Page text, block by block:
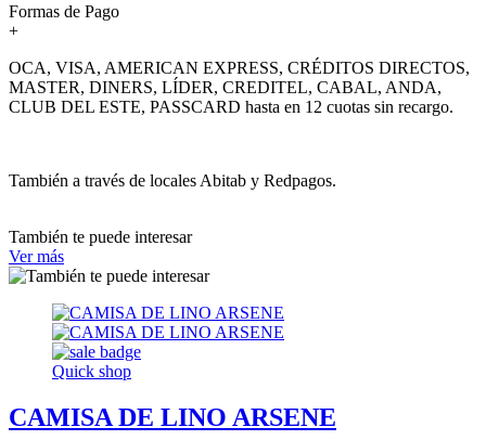
Formas de Pago
+
OCA, VISA, AMERICAN EXPRESS, CRÉDITOS DIRECTOS,
MASTER, DINERS, LÍDER, CREDITEL, CABAL, ANDA,
CLUB DEL ESTE, PASSCARD hasta en 12 cuotas sin recargo.
También a través de locales Abitab y Redpagos.
También te puede interesar
Ver más
Quick shop
CAMISA DE LINO ARSENE